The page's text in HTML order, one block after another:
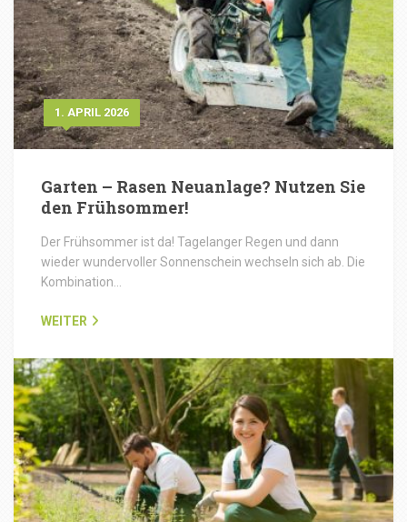
1. APRIL 2026
Garten – Rasen Neuanlage? Nutzen Sie
den Frühsommer!
Der Frühsommer ist da! Tagelanger Regen und dann
wieder wundervoller Sonnenschein wechseln sich ab. Die
Kombination…
WEITER